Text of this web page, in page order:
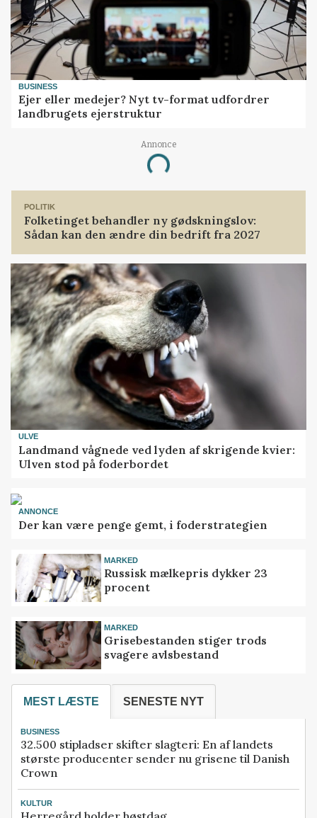
BUSINESS
Ejer eller medejer? Nyt tv-format udfordrer
landbrugets ejerstruktur
Annonce
Loading...
POLITIK
Folketinget behandler ny gødskningslov:
Sådan kan den ændre din bedrift fra 2027
ULVE
Landmand vågnede ved lyden af skrigende kvier:
Ulven stod på foderbordet
ANNONCE
Der kan være penge gemt, i foderstrategien
MARKED
Russisk mælkepris dykker 23
procent
MARKED
Grisebestanden stiger trods
svagere avlsbestand
MEST LÆSTE SENESTE NYT
BUSINESS
32.500 stipladser skifter slagteri: En af landets
største producenter sender nu grisene til Danish
Crown
KULTUR